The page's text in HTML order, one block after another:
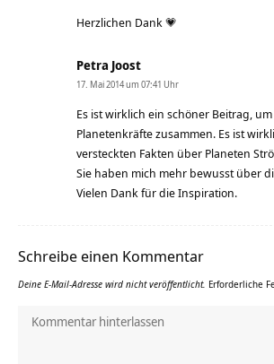
Herzlichen Dank 💗
Petra Joost
17. Mai 2014 um 07:41 Uhr
Es ist wirklich ein schöner Beitrag,
Planetenkräfte zusammen. Es ist
versteckten Fakten über Planeten
Sie haben mich mehr bewusst über
Vielen Dank für die Inspiration.
Schreibe einen Kommentar
Deine E-Mail-Adresse wird nicht veröffentlicht. Erforderliche